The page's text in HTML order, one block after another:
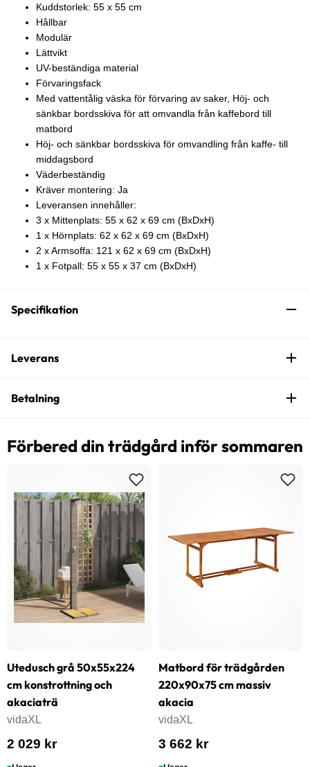
Kuddstorlek: 55 x 55 cm
Hållbar
Modulär
Lättvikt
UV-beständiga material
Förvaringsfack
Med vattentålig väska för förvaring av saker, Höj- och
sänkbar bordsskiva för att omvandla från kaffebord till
matbord
Höj- och sänkbar bordsskiva för omvandling från kaffe- till
middagsbord
Väderbeständig
Kräver montering: Ja
Leveransen innehåller:
3 x Mittenplats: 55 x 62 x 69 cm (BxDxH)
1 x Hörnplats: 62 x 62 x 69 cm (BxDxH)
2 x Armsoffa: 121 x 62 x 69 cm (BxDxH)
1 x Fotpall: 55 x 55 x 37 cm (BxDxH)
Specifikation
Leverans
Betalning
Förbered din trädgård inför sommaren
Utedusch grå 50x55x224
cm konstrottning och
akaciaträ
vidaXL
2 029 kr
Matbord för trädgården
220x90x75 cm massiv
akacia
vidaXL
3 662 kr